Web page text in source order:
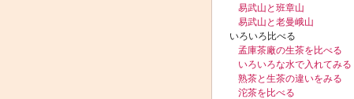
易武山と班章山
易武山と老曼峨山
いろいろ比べる
孟庫茶廠の生茶を比べる
いろいろな水で入れてみる
熟茶と生茶の違いをみる
沱茶を比べる